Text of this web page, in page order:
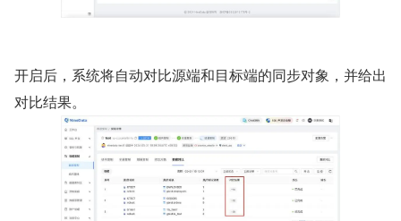
开启后，系统将自动对比源端和目标端的同步对象，并给出
对比结果。